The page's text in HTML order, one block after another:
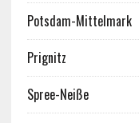
Potsdam-Mittelmark
Prignitz
Spree-Neiße